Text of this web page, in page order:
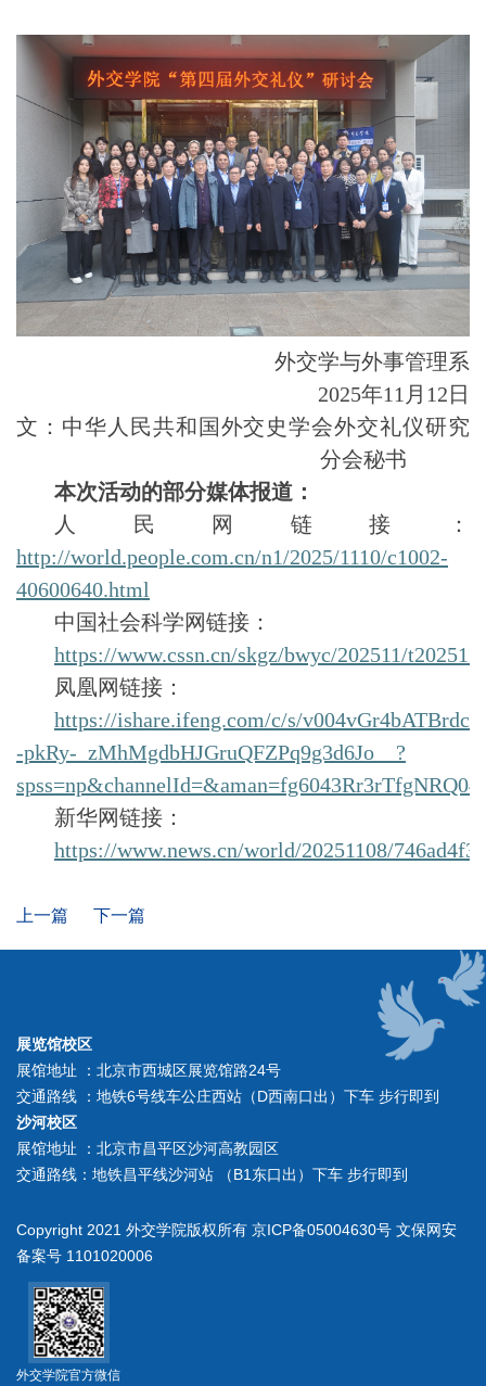
外交学与外事管理系
2025年11月12日
文：中华人民共和国外交史学会外交礼仪研究
分会秘书
本次活动的部分媒体报道：
人民网 链接：
http://world.people.com.cn/n1/2025/1110/c1002-
40600640.html
中国社会科学网链接：
https://www.cssn.cn/skgz/bwyc/202511/
凤凰网链接：
https://ishare.ifeng.com/c/s/
-pkRy-_zMhMgdbHJGruQFZPq9g3d6Jo__?
新华网链接：
https://www.news.cn/world/20251108/
上一篇 下一篇
展览馆校区
展馆地址 ：北京市西城区展览馆路24号
交通路线 ：地铁6号线车公庄西站（D西南口出）下车 步行即到
沙河校区
展馆地址 ：北京市昌平区沙河高教园区
交通路线：地铁昌平线沙河站 （B1东口出）下车 步行即到
Copyright 2021 外交学院版权所有 京ICP备05004630号 文保网安
备案号 1101020006
外交学院官方微信